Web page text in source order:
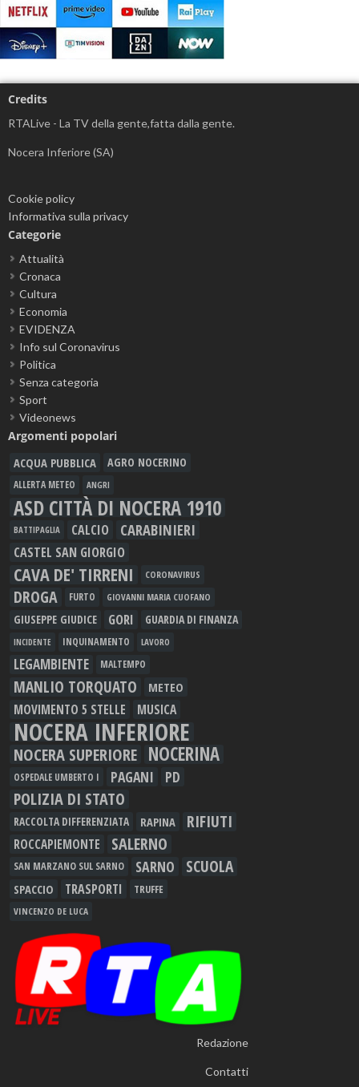
Credits
RTALive - La TV della gente,fatta dalla gente.
Nocera Inferiore (SA)
Cookie policy
Informativa sulla privacy
Categorie
Attualità
Cronaca
Cultura
Economia
EVIDENZA
Info sul Coronavirus
Politica
Senza categoria
Sport
Videonews
Argomenti popolari
ACQUA PUBBLICA AGRO NOCERINO
ALLERTA METEO ANGRI
ASD CITTÀ DI NOCERA 1910
BATTIPAGLIA CALCIO CARABINIERI
CASTEL SAN GIORGIO
CAVA DE' TIRRENI CORONAVIRUS
DROGA FURTO GIOVANNI MARIA CUOFANO
GIUSEPPE GIUDICE GORI GUARDIA DI FINANZA
INCIDENTE INQUINAMENTO LAVORO
LEGAMBIENTE MALTEMPO
MANLIO TORQUATO METEO
MOVIMENTO 5 STELLE MUSICA
NOCERA INFERIORE
NOCERA SUPERIORE NOCERINA
OSPEDALE UMBERTO I PAGANI PD
POLIZIA DI STATO
RACCOLTA DIFFERENZIATA RAPINA RIFIUTI
ROCCAPIEMONTE SALERNO
SAN MARZANO SUL SARNO SARNO SCUOLA
SPACCIO TRASPORTI TRUFFE
VINCENZO DE LUCA
Redazione
Contatti